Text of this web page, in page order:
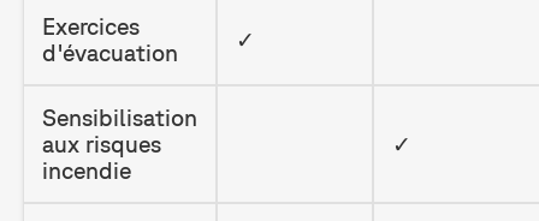
Exercices
d'évacuation
✓
Sensibilisation
aux risques
incendie
✓